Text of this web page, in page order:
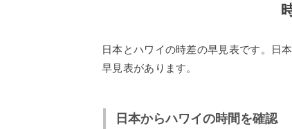
日本とハワイの時差の早見表です。日
早見表があります。
日本からハワイの時間を確認